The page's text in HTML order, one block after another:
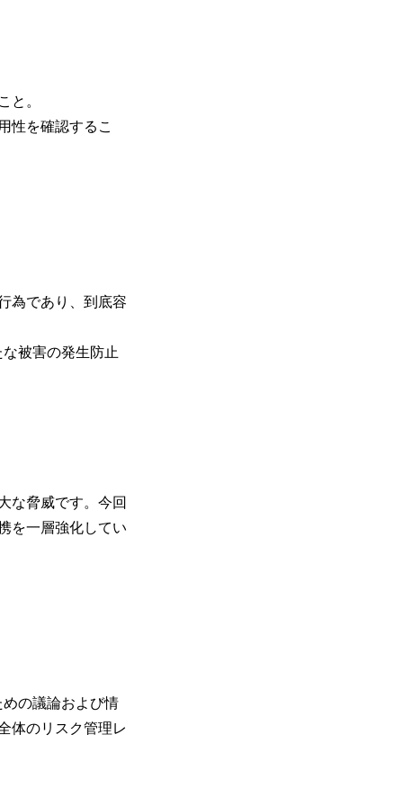
と。
性を確認するこ
為であり、到底容
被害の発生防止
な脅威です。今回
を一層強化してい
の議論および情
体のリスク管理レ